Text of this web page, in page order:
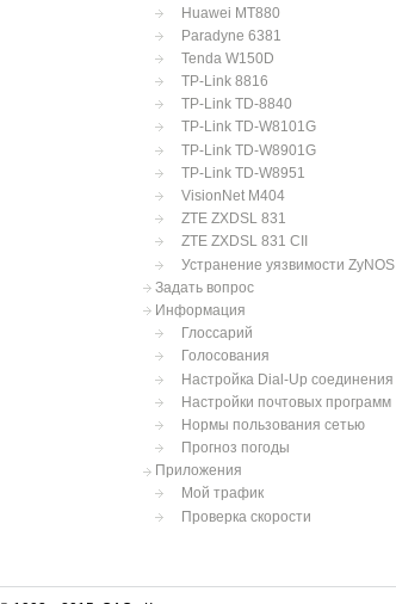
Huawei MT880
Paradyne 6381
Tenda W150D
TP-Link 8816
TP-Link TD-8840
TP-Link TD-W8101G
TP-Link TD-W8901G
TP-Link TD-W8951
VisionNet M404
ZTE ZXDSL 831
ZTE ZXDSL 831 CII
Устранение уязвимости ZyNOS
Задать вопрос
Информация
Глоссарий
Голосования
Настройка Dial-Up соединения
Настройки почтовых программ
Нормы пользования сетью
Прогноз погоды
Приложения
Мой трафик
Проверка скорости